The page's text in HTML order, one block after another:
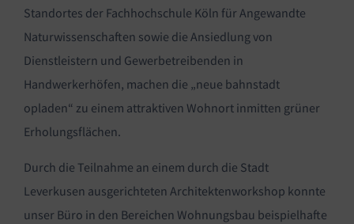
Standortes der Fachhochschule Köln für Angewandte
Naturwissenschaften sowie die Ansiedlung von
Dienstleistern und Gewerbetreibenden in
Handwerkerhöfen, machen die „neue bahnstadt
opladen“ zu einem attraktiven Wohnort inmitten grüner
Erholungsflächen.
Durch die Teilnahme an einem durch die Stadt
Leverkusen ausgerichteten Architektenworkshop konnte
unser Büro in den Bereichen Wohnungsbau beispielhafte